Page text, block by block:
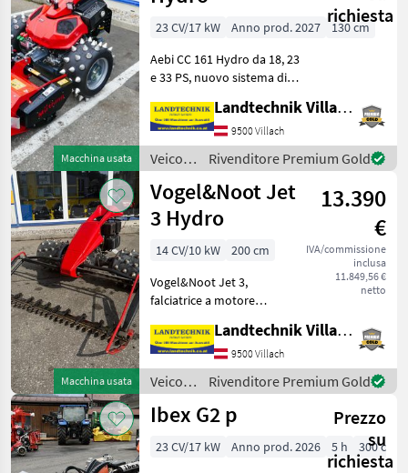
/
Brielmaier
Macchina usata
richiesta
23 CV/17 kW Anno prod. 2027
130 cm
Aebi CC 161 Hydro da 18, 23
e 33 PS, nuovo sistema di
brevettato, spostamento
dell’asse di 30 cm,
regolazione del manubrio a
2 livelli, co
Landtechnik Villach GmbH
9500 Villach
Veicoli
agricoli
a
motore
/ Aebi
Rivenditore Premium Gold
Macchina usata
Vogel&Noot Jet
3 Hydro
13.390
€
IVA/commissione
inclusa
11.849,56 €
netto
14 CV/10 kW
200 cm
Vogel&Noot Jet 3,
falciatrice a motore
a 4 tempi, freno di sterzo,
ruote dentate a 4 file,
gruppo di falciatura a
doppia lama da 2, 0 m con
Landtechnik Villach GmbH
9500 Villach
Veicoli
agricoli
a
/
Rivenditore Premium Gold
Ibex G2 p
Prezzo
su
richiesta
23 CV/17 kW Anno prod. 2026 5 h 300 cm